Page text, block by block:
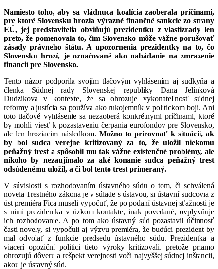
Namiesto toho, aby sa vládnuca koalícia zaoberala príčinami,
pre ktoré Slovensku hrozia výrazné finančné sankcie zo strany
EÚ, jej predstavitelia obviňujú prezidentku z vlastizrady len
preto, že pomenovala to, čím Slovensko môže vážne porušovať
zásady právneho štátu. A upozornenia prezidentky na to, čo
Slovensku hrozí, je označované ako nabádanie na zmrazenie
financií pre Slovensko.
Tento názor podporila svojím tlačovým vyhlásením aj sudkyňa a
členka Súdnej rady Slovenskej republiky Dana Jelínková
Dudzíková v kontexte, že sa ohrozuje vykonateľnosť súdnej
reformy a justícia sa používa ako rukojemník v politickom boji. Ani
toto tlačové vyhlásenie sa nezaoberá konkrétnymi príčinami, ktoré
by mohli viesť k pozastaveniu čerpania eurofondov pre Slovensko,
ale len hroziacim následkom. Možno to prirovnať k situácii, ak
by bol sudca verejne kritizovaný za to, že uložil niekomu
peňažný trest a spôsobil mu tak vážne existenčné problémy, ale
nikoho by nezaujímalo za aké konanie sudca peňažný trest
odsúdenému uložil, a či bol tento trest primeraný.
V súvislosti s rozhodovaním ústavného súdu o tom, či schválená
novela Trestného zákona je v súlade s ústavou, si ústavní sudcovia z
úst premiéra Fica museli vypočuť, že po podaní ústavnej sťažnosti je
s nimi prezidentka v úzkom kontakte, inak povedané, ovplyvňuje
ich rozhodovanie. A po tom ako ústavný súd pozastavil účinnosť
časti novely, si vypočuli aj výzvu premiéra, že budúci prezident by
mal odvolať z funkcie predsedu ústavného súdu. Prezidentka a
viacerí opoziční politici tieto výroky kritizovali, pretože priamo
ohrozujú dôveru a rešpekt verejnosti voči najvyššej súdnej inštancii,
akou je ústavný súd.